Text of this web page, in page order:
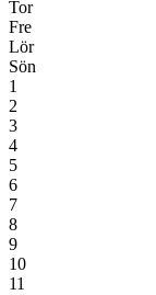
Tor
Fre
Lör
Sön
1
2
3
4
5
6
7
8
9
10
11